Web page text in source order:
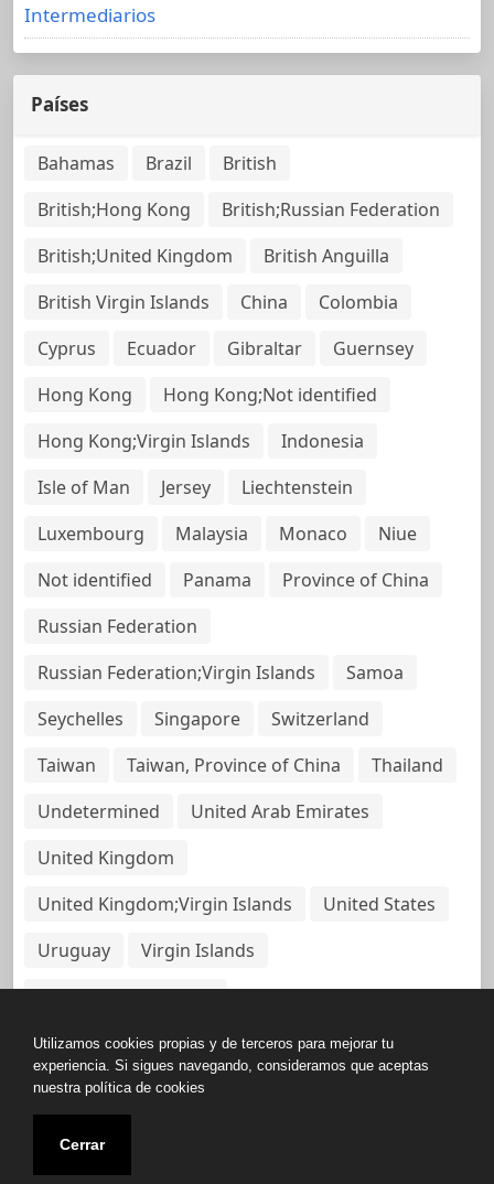
Intermediarios
Países
Bahamas Brazil
British
British;Hong Kong
British;Russian Federation
British;United Kingdom
British Anguilla
British Virgin Islands
China
Colombia
Cyprus
Ecuador Gibraltar
Guernsey
Hong Kong
Hong Kong;Not identified
Hong Kong;Virgin Islands
Indonesia
Isle of Man
Jersey
Liechtenstein
Luxembourg
Malaysia Monaco
Niue
Not identified
Panama
Province of China
Russian Federation
Russian Federation;Virgin Islands
Samoa
Seychelles
Singapore
Switzerland
Taiwan
Taiwan, Province of China
Thailand
Undetermined
United Arab Emirates
United Kingdom
United Kingdom;Virgin Islands
United States
Uruguay
Virgin Islands
Virgin Islands, British
Copyright © All rights reserved.
Base de Datos de Papeles Del Panamá
Utilizamos cookies propias y de terceros para mejorar tu
experiencia. Si sigues navegando, consideramos que aceptas
nuestra política de cookies
Cerrar